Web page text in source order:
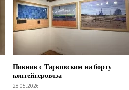
Пикник с Тарковским на борту
контейнеровоза
28.05.2026